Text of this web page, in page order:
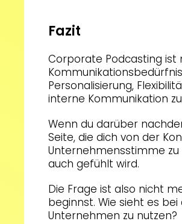
Fazit
Corporate Podcasting ist
Personalisierung,
interne Kommunikation
Wenn du darüber
Seite, die dich von der
Unternehmensstimme
auch gefühlt wird.
Die Frage ist also nicht
beginnst. Wie sieht es
Unternehmen zu nutzen?